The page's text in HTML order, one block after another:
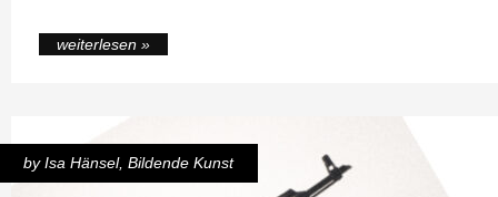
weiterlesen »
by Isa Hänsel, Bildende Kunst